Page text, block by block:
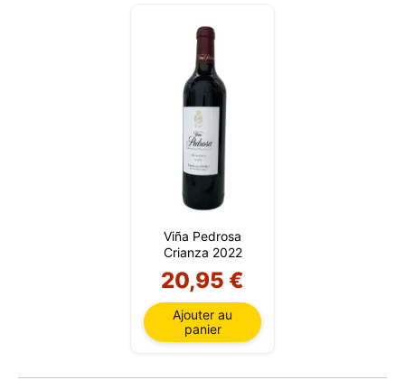
Viña Pedrosa
Crianza 2022
20,95 €
Ajouter au
panier